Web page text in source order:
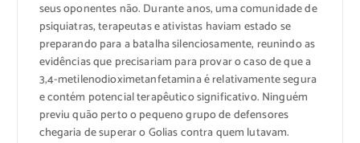
seus oponentes não. Durante anos, uma comunidade de
psiquiatras, terapeutas e ativistas haviam estado se
preparando para a batalha silenciosamente, reunindo as
evidências que precisariam para provar o caso de que a
3,4-metilenodioximetanfetamina é relativamente segura
e contém potencial terapêutico significativo. Ninguém
previu quão perto o pequeno grupo de defensores
chegaria de superar o Golias contra quem lutavam.